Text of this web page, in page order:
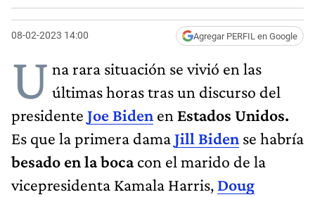
08-02-2023 14:00 Agregar PERFIL en Google
U na rara situación se vivió en las
últimas horas tras un discurso del
presidente Joe Biden en Estados Unidos.
Es que la primera damaJill Biden se habría
besado en la bocacon el marido de la
vicepresidenta Kamala Harris, Doug